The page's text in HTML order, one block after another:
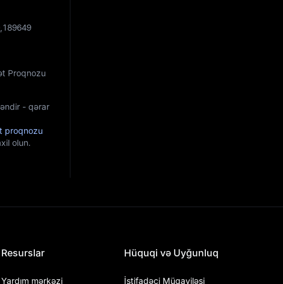
Proqnozu
- qərar
proqnozu
olun.
Resurslar
Yardım mərkəzi
Hüquqi və Uyğunluq
İstifadəçi Müqaviləsi